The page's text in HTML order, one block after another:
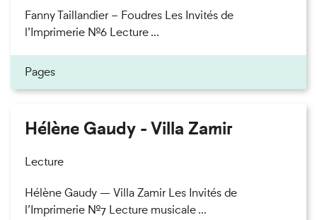
Fanny Taillandier – Foudres Les Invités de
l’Imprimerie n°6 Lecture ...
Pages
Hélène Gaudy - Villa Zamir
Lecture
Hélène Gaudy — Villa Zamir Les Invités de
l’Imprimerie n°7 Lecture musicale ...